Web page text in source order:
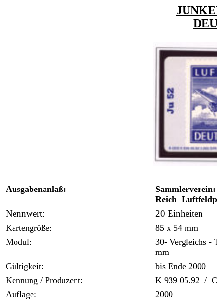
Ausgabenanlaß:
Reich
Nennwert: 20 Einheiten
Kartengröße:
85 x 54 mm
Modul:
30- Vergleichs -
mm
Gültigkeit:
bis Ende 2000
Kennung / Produzent:
K 939 05.92 /
Auflage:
2000